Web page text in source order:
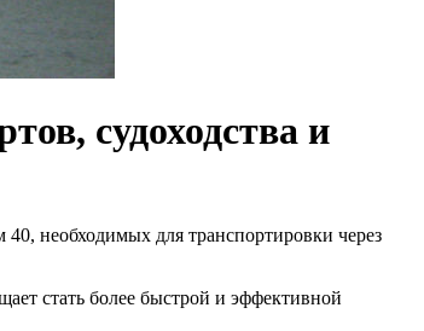
судоходства и
необходимых для транспортировки через
стать более быстрой и эффективной